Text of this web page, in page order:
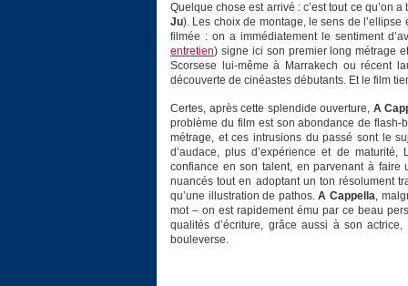
Quelque chose est arrivé : c’est tout ce qu’on
Ju). Les choix de montage, le sens de
filmée : on a immédiatement le sentiment
entretien) signe ici son premier long métrage
Scorsese lui-même à Marrakech ou récent
découverte de cinéastes débutants. Et le film
Certes, après cette splendide ouverture, A
problème du film est son abondance de
métrage, et ces intrusions du passé sont le
d’audace, plus d’expérience et de
confiance en son talent, en parvenant à
nuancés tout en adoptant un ton résolument
qu’une illustration de pathos.A Cappella,
mot – on est rapidement ému par ce beau
qualités d’écriture, grâce aussi à son
bouleverse.